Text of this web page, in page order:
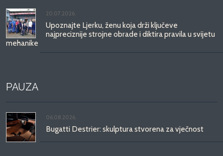
20.07.2026.
Upoznajte Ljerku, ženu koja drži ključeve
najpreciznije strojne obrade i diktira pravila u svijetu
mehanike
PAUZA
06.08.2026.
Bugatti Destrier: skulptura stvorena za vječnost